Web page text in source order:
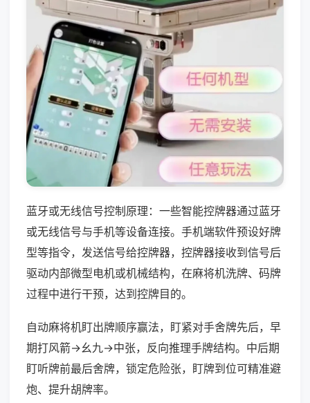
蓝牙或无线信号控制原理：一些智能控牌器通过蓝牙
或无线信号与手机等设备连接。手机端软件预设好牌
型等指令，发送信号给控牌器，控牌器接收到信号后
驱动内部微型电机或机械结构，在麻将机洗牌、码牌
过程中进行干预，达到控牌目的。
自动麻将机盯出牌顺序赢法，盯紧对手舍牌先后，早
期打风箭→幺九→中张，反向推理手牌结构。中后期
盯听牌前最后舍牌，锁定危险张，盯牌到位可精准避
炮、提升胡牌率。